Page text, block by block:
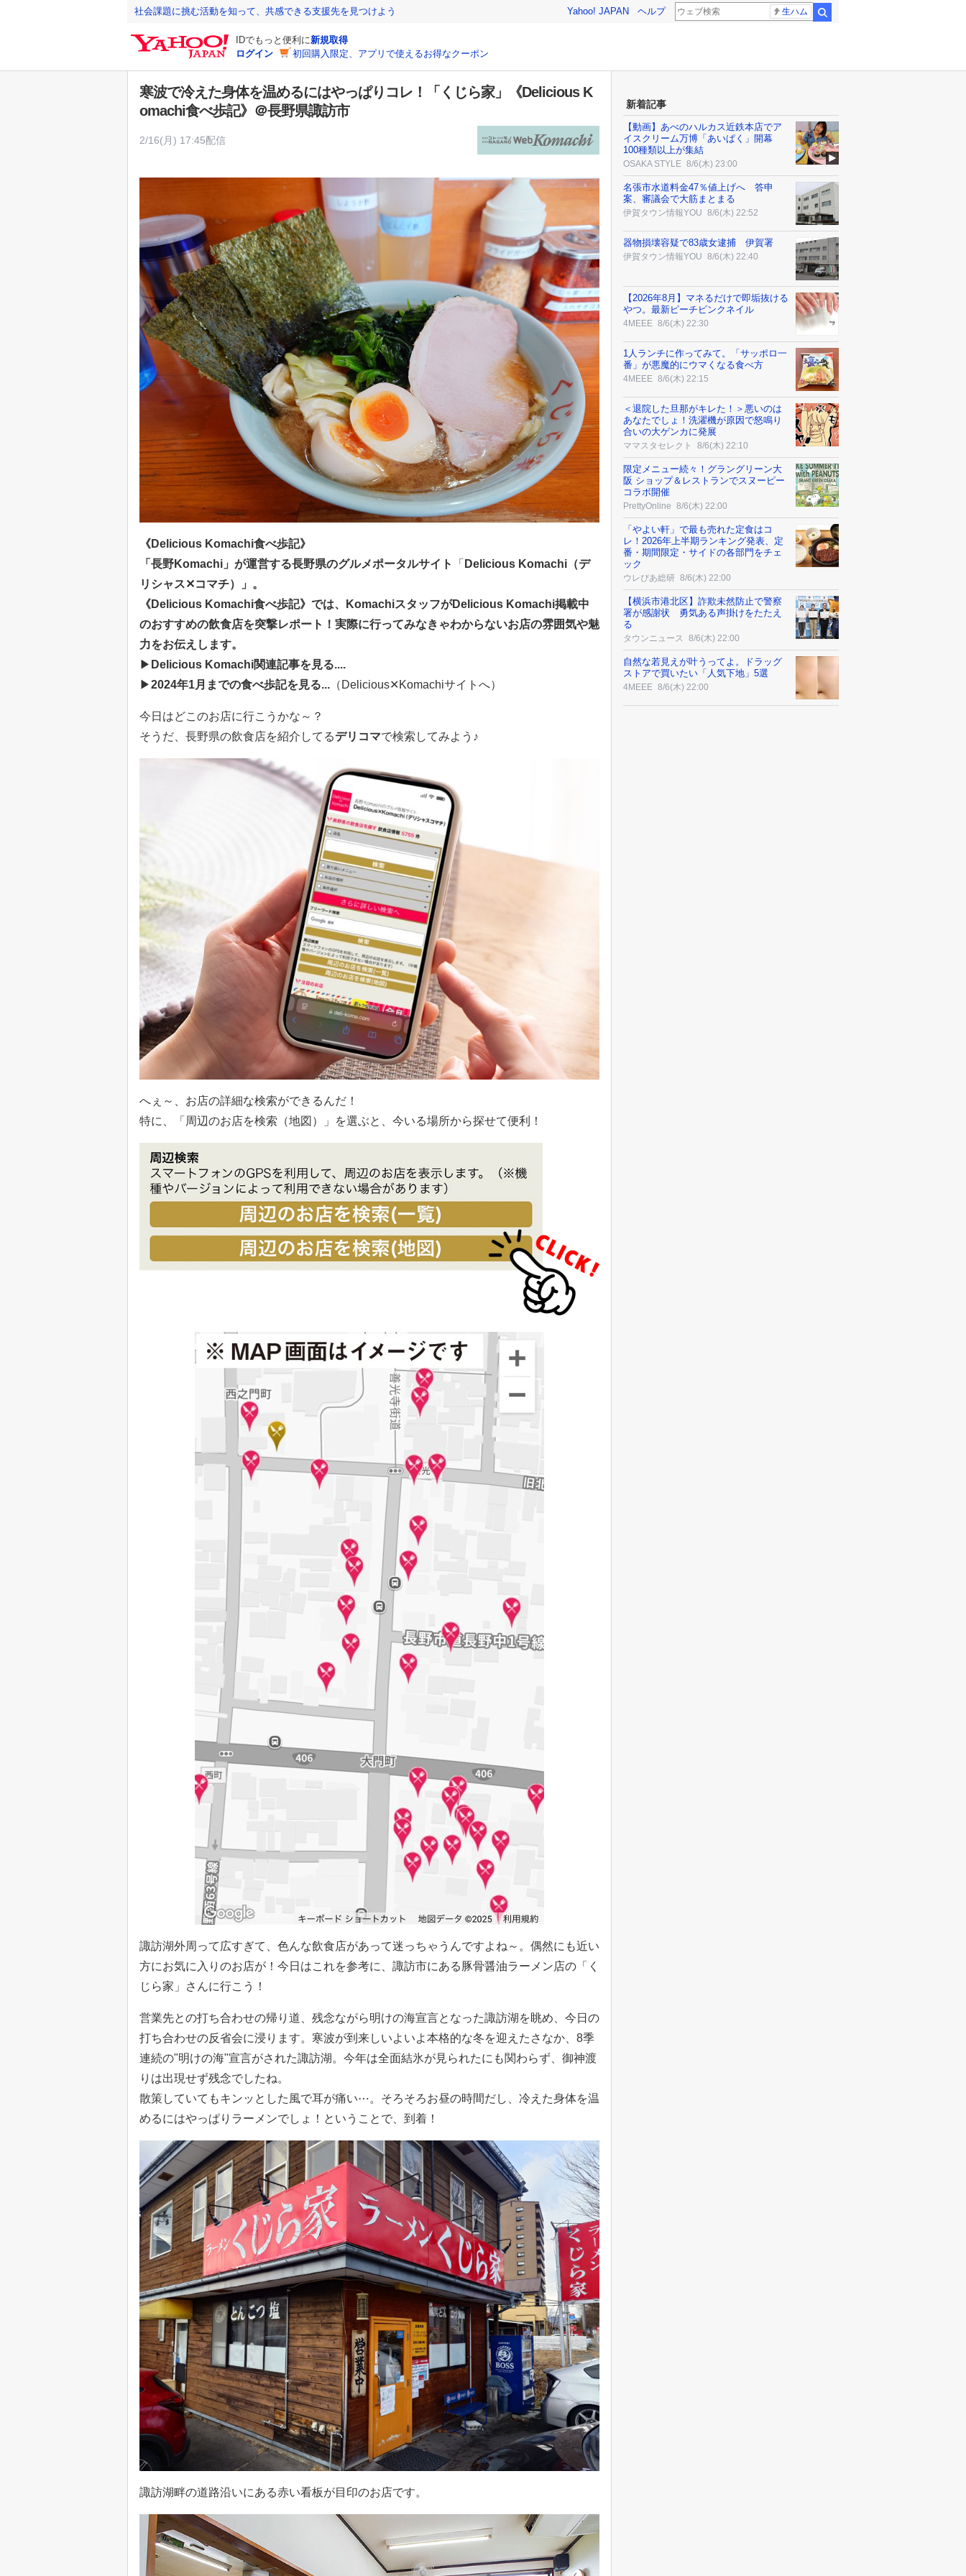
社会課題に挑む活動を知って、共感できる支援先を見つけよう Yahoo! JAPAN ヘルプ 生ハム
IDでもっと便利に新規取得
ログイン
初回購入限定、アプリで使えるお得なクーポン
寒波で冷えた身体を温めるにはやっぱりコレ！「くじら家」《Delicious K
omachi食べ歩記》＠長野県諏訪市
2/16(月) 17:45配信
《Delicious Komachi食べ歩記》
「長野Komachi」が運営する長野県のグルメポータルサイト
「 Delicious Komachi（デ
リシャス✕コマチ）」。
《Delicious Komachi食べ歩記》では、KomachiスタッフがDelicious Komachi掲載中
のおすすめの飲食店を突撃レポート！実際に行ってみなきゃわからないお店の雰囲気や魅
力をお伝えします。
▶ Delicious Komachi関連記事を見る....
▶2024年1月までの食べ歩記を見る... （Delicious✕Komachiサイトへ）
今日はどこのお店に行こうかな～？
そうだ、長野県の飲食店を紹介してるデリコマで検索してみよう♪
へぇ～、お店の詳細な検索ができるんだ！
特に、「周辺のお店を検索（地図）」を選ぶと、今いる場所から探せて便利！
諏訪湖外周って広すぎて、色んな飲食店があって迷っちゃうんですよね～。偶然にも近い
方にお気に入りのお店が！今日はこれを参考に、諏訪市にある豚骨醤油ラーメン店の「く
じら家」さんに行こう！
営業先との打ち合わせの帰り道、残念ながら明けの海宣言となった諏訪湖を眺め、今日の
打ち合わせの反省会に浸ります。寒波が到来しいよいよ本格的な冬を迎えたさなか、8季
連続の"明けの海"宣言がされた諏訪湖。今年は全面結氷が見られたにも関わらず、御神渡
りは出現せず残念でしたね。
散策していてもキンッとした風で耳が痛い⋯。そろそろお昼の時間だし、冷えた身体を温
めるにはやっぱりラーメンでしょ！ということで、到着！
諏訪湖畔の道路沿いにある赤い看板が目印のお店です。
新着記事
【動画】あべのハルカス近鉄本店でア
イスクリーム万博「あいぱく」開幕
100種類以上が集結
OSAKA STYLE 8/6(木) 23:00
名張市水道料金47％値上げへ 答申
案、審議会で大筋まとまる
伊賀タウン情報YOU 8/6(木) 22:52
器物損壊容疑で83歳女逮捕 伊賀署
伊賀タウン情報YOU 8/6(木) 22:40
【2026年8月】マネるだけで即垢抜ける
やつ。最新ピーチピンクネイル
4MEEE 8/6(木) 22:30
1人ランチに作ってみて。「サッポロ一
番」が悪魔的にウマくなる食べ方
4MEEE 8/6(木) 22:15
＜退院した旦那がキレた！＞悪いのは
あなたでしょ！洗濯機が原因で怒鳴り
合いの大ゲンカに発展
ママスタセレクト 8/6(木) 22:10
限定メニュー続々！グラングリーン大
阪 ショップ＆レストランでスヌーピー
コラボ開催
PrettyOnline 8/6(木) 22:00
「やよい軒」で最も売れた定食はコ
レ！2026年上半期ランキング発表、定
番・期間限定・サイドの各部門をチェ
ック
ウレぴあ総研 8/6(木) 22:00
【横浜市港北区】詐欺未然防止で警察
署が感謝状 勇気ある声掛けをたたえ
る
タウンニュース 8/6(木) 22:00
自然な若見えが叶うってよ。ドラッグ
ストアで買いたい「人気下地」5選
4MEEE 8/6(木) 22:00